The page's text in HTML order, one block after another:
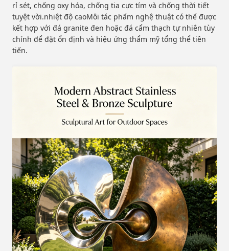
rỉ sét, chống oxy hóa, chống tia cực tím và chống thời tiết
tuyệt vời.nhiệt độ caoMỗi tác phẩm nghệ thuật có thể được
kết hợp với đá granite đen hoặc đá cẩm thạch tự nhiên tùy
chỉnh để đặt ổn định và hiệu ứng thẩm mỹ tổng thể tiên
tiến.